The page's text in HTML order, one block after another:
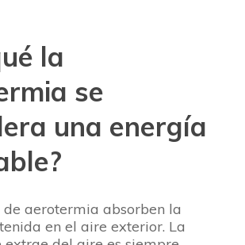
la
se
una energía
de aerotermia absorben la
en el aire exterior. La